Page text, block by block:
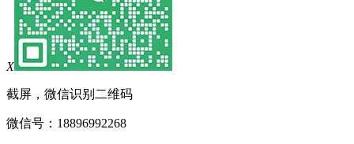
X
截屏，微信识别二维码
微信号： 18896992268